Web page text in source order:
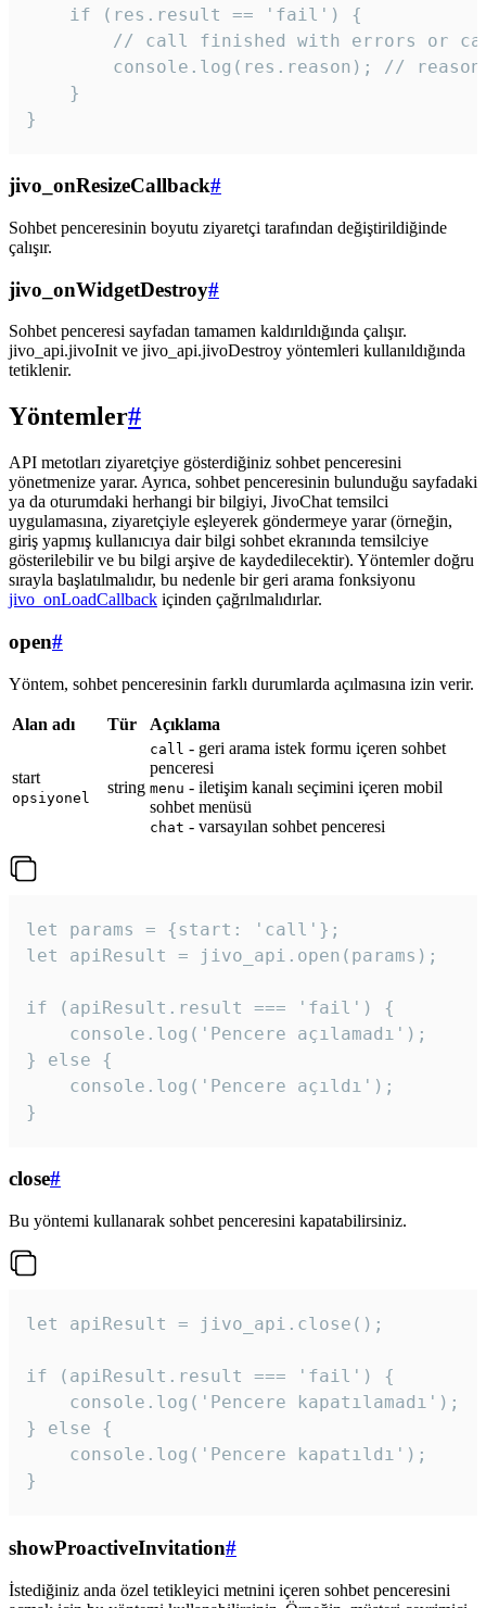
    if (res.result == 'fail') {
// call finished with errors or
console.log(res.reason); //
    }
}
jivo_onResizeCallback#
Sohbet penceresinin boyutu ziyaretçi tarafından değiştirildiğinde
çalışır.
jivo_onWidgetDestroy#
Sohbet penceresi sayfadan tamamen kaldırıldığında çalışır.
jivo_api.jivoInit ve jivo_api.jivoDestroy yöntemleri kullanıldığında
tetiklenir.
Yöntemler#
API metotları ziyaretçiye gösterdiğiniz sohbet penceresini
yönetmenize yarar. Ayrıca, sohbet penceresinin bulunduğu sayfadaki
ya da oturumdaki herhangi bir bilgiyi, JivoChat temsilci
uygulamasına, ziyaretçiyle eşleyerek göndermeye yarar (örneğin,
giriş yapmış kullanıcıya dair bilgi sohbet ekranında temsilciye
gösterilebilir ve bu bilgi arşive de kaydedilecektir). Yöntemler doğru
sırayla başlatılmalıdır, bu nedenle bir geri arama fonksiyonu
jivo_onLoadCallback içinden çağrılmalıdırlar.
open#
Yöntem, sohbet penceresinin farklı durumlarda açılmasına izin verir.
Alan adı Tür Açıklama
start
opsiyonel
string
call - geri arama istek formu içeren sohbet
penceresi
menu - iletişim kanalı seçimini içeren mobil
sohbet menüsü
chat - varsayılan sohbet penceresi
let params = {start: 'call'};
let apiResult = jivo_api.open(params);
if (apiResult.result === 'fail') {
    console.log('Pencere açılamadı');
} else {
    console.log('Pencere açıldı');
}
close#
Bu yöntemi kullanarak sohbet penceresini kapatabilirsiniz.
let apiResult = jivo_api.close();
if (apiResult.result === 'fail') {
    console.log('Pencere kapatılamadı');
} else {
    console.log('Pencere kapatıldı');
}
showProactiveInvitation#
İstediğiniz anda özel tetikleyici metnini içeren sohbet penceresini